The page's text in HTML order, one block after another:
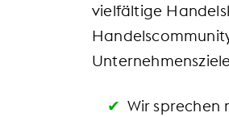
vielfältige
Wir sprechen